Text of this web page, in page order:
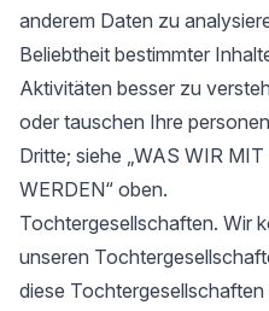
anderem Daten zu
Beliebtheit bestimmter
Aktivitäten besser zu
oder tauschen Ihre
Dritte; siehe „WAS WIR
WERDEN“ oben.
Tochtergesellschaften. Wir
unseren
diese